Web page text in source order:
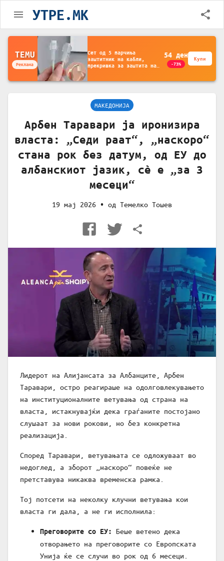
УТРЕ.MK
TEMU
Реклама
Држач за полнење на
телефон кој се монтира
на ѕид -
за чување на покрај
56 ден
-35%
Купи
МАКЕДОНИЈА
Арбен Таравари ја иронизира
власта: „Седи раат“, „наскоро“
стана рок без датум, од ЕУ до
албанскиот јазик, сè е „за 3
месеци“
19 мај 2026 • од Темелко Тошев
Лидерот на Алијансата за Албанците, Арбен
Таравари, остро реагираше на одолговлекувањето
на институционалните ветувања од страна на
власта, истакнувајќи дека граѓаните постојано
слушаат за нови рокови, но без конкретна
реализација.
Според Таравари, ветувањата се одложуваат во
недоглед, а зборот „наскоро“ повеќе не
претставува никаква временска рамка.
Тој потсети на неколку клучни ветувања кои
власта ги дала, а не ги исполнила:
Преговорите со ЕУ: Беше ветено дека
отворањето на преговорите со Европската
Унија ќе се случи во рок од 6 месеци.